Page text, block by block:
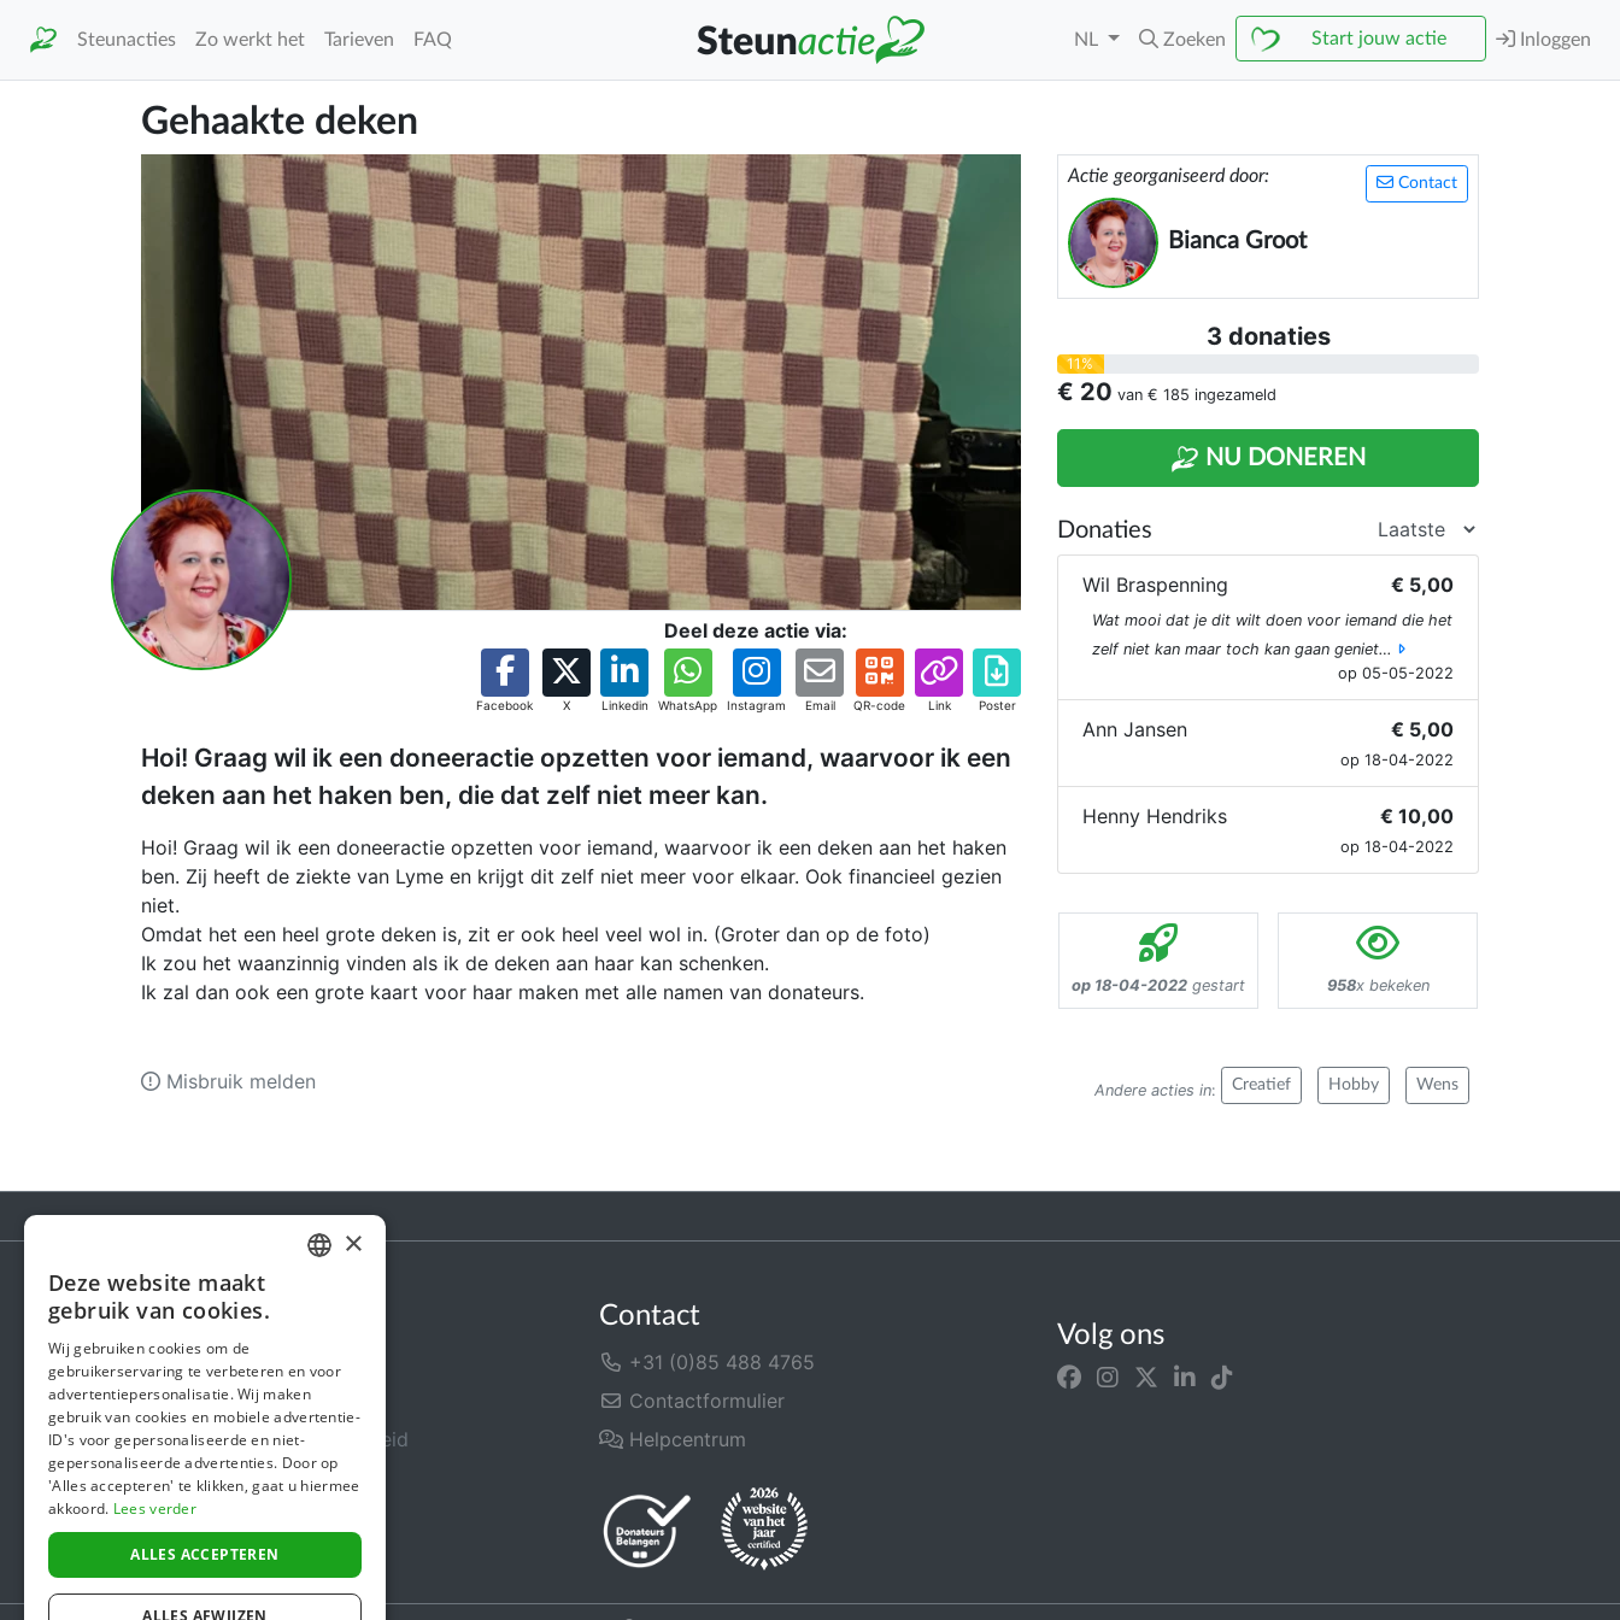
Steunacties Zo werkt het Tarieven FAQ NL Zoeken Start jouw actie Inloggen
Gehaakte deken
Deel deze actie via:
Facebook X Linkedin WhatsApp Instagram Email QR-code Link Poster
Hoi! Graag wil ik een doneeractie opzetten voor iemand, waarvoor ik een
deken aan het haken ben, die dat zelf niet meer kan.
Hoi! Graag wil ik een doneeractie opzetten voor iemand, waarvoor ik een deken aan het haken
ben. Zij heeft de ziekte van Lyme en krijgt dit zelf niet meer voor elkaar. Ook financieel gezien
niet.
Omdat het een heel grote deken is, zit er ook heel veel wol in. (Groter dan op de foto)
Ik zou het waanzinnig vinden als ik de deken aan haar kan schenken.
Ik zal dan ook een grote kaart voor haar maken met alle namen van donateurs.
Contact
Actie georganiseerd door:
Bianca Groot
3 donaties
11%
€ 20 van € 185 ingezameld
NU DONEREN
Donaties
Wil Braspenning € 5,00
Wat mooi dat je dit wilt doen voor iemand die het
zelf niet kan maar toch kan gaan geniet…
op 05-05-2022
Ann Jansen € 5,00
op 18-04-2022
Henny Hendriks € 10,00
op 18-04-2022
op 18-04-2022 gestart 958x bekeken
Andere acties in: Creatief Hobby Wens
Misbruik melden
Steunactie
Over ons
In de media
Veiligheid & Betrouwbaarheid
Algemene voorwaarden
Privacybeleid
Cookiebeleid
Contact
+31 (0)85 488 4765
Contactformulier
Helpcentrum
Volg ons
ENGLISH
×
Deze website maakt
gebruik van cookies.
Wij gebruiken cookies om de
gebruikerservaring te verbeteren en voor
advertentiepersonalisatie. Wij maken
gebruik van cookies en mobiele advertentie-
ID's voor gepersonaliseerde en niet-
gepersonaliseerde advertenties. Door op
'Alles accepteren' te klikken, gaat u hiermee
akkoord. Lees verder
ALLES ACCEPTEREN
ALLES AFWIJZEN